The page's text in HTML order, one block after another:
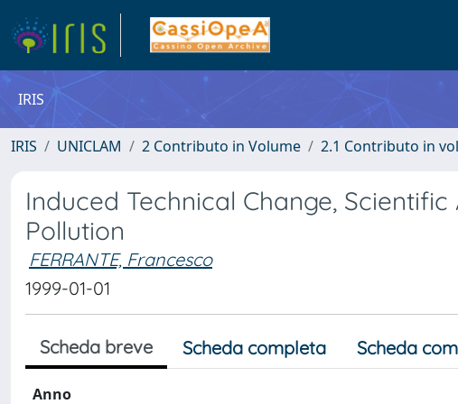
IRIS
IRIS UNICLAM 2 Contributo in Volume 2.1 Contributo in
Induced Technical Change,
Pollution
FERRANTE, Francesco
1999-01-01
Scheda breve Scheda completa Scheda
Anno